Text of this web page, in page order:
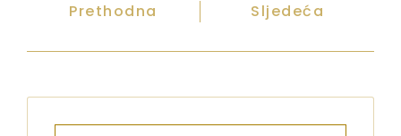
Prethodna Sljedeća